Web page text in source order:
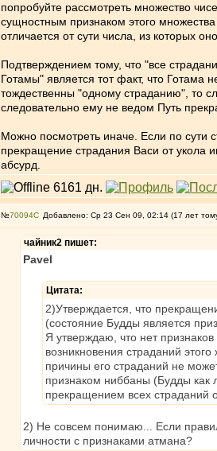
попробуйте рассмотреть множество
сущностным признаком этого
отличается от сути числа, из которых
Подтверждением тому, что "все
Готамы" является тот факт, что Готама
тождественны "одному страданию", то
следовательно ему не ведом Путь
Можно посмотреть иначе. Если по сути
прекращение страдания Васи от укола
абсурд.
№70094 Добавлено: Ср 23 Сен 09, 02:14 (17 лет
чайник2 пишет:
Pavel
Цитата:
2)Утверждается, что
(состояние Будды является
Я утверждаю, что нет
возникновения страданий
причины его страданий не
признаком ниббаны (Будды как
прекращением всех страданий
2) Не совсем понимаю... Если
личности с признаками атмана?